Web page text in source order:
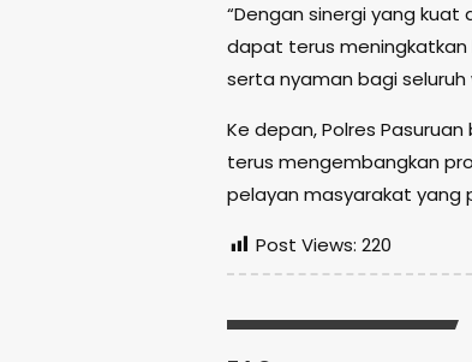
“Dengan sinergi yang
dapat terus
serta nyaman bagi seluruh
Ke depan, Polres
terus mengembangkan
pelayan masyarakat yang
Post Views: 220